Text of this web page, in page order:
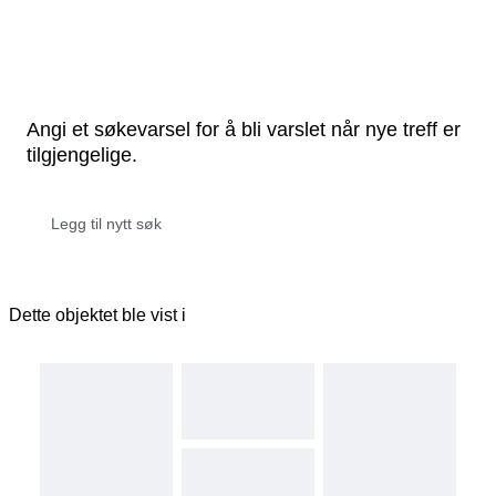
Angi et søkevarsel for å bli varslet når nye treff er
tilgjengelige.
Dette objektet ble vist i